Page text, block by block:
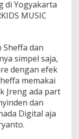
di Yogyakarta
MUSIC
Sheffa dan
simpel saja,
dengan efek
memakai
Jreng ada part
dan
Digital aja